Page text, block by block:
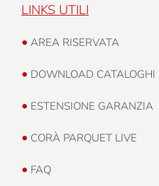
LINKS UTILI
• AREA RISERVATA
• DOWNLOAD CATALOGHI
• ESTENSIONE GARANZIA
• CORÀ PARQUET LIVE
• FAQ